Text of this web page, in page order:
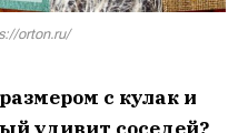
orton.ru/
с кулак и